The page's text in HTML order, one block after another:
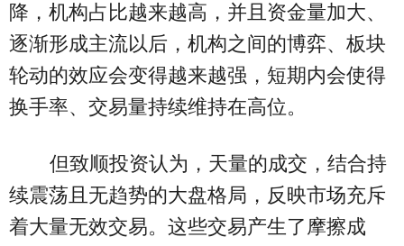
降，机构占比越来越高，并且资金量加大、
逐渐形成主流以后，机构之间的博弈、板块
轮动的效应会变得越来越强，短期内会使得
换手率、交易量持续维持在高位。
但致顺投资认为，天量的成交，结合持
续震荡且无趋势的大盘格局，反映市场充斥
着大量无效交易。这些交易产生了摩擦成